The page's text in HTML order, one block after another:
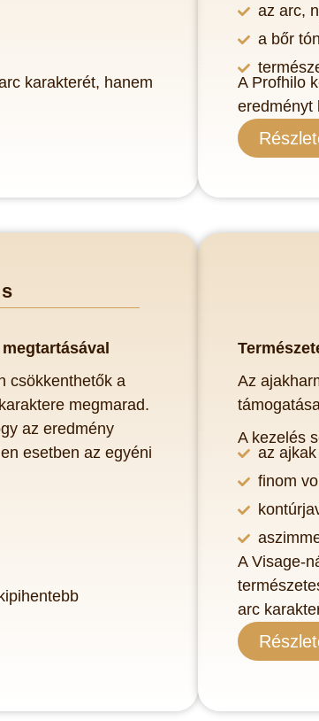
karakterét, hanem
az arc,
a bőr
A Profhilo
eredményt
csökkenthetők a
megmarad.
az eredmény
esetben az egyéni
Term
Az
A kezelés
az
finom
A Visage-
arc